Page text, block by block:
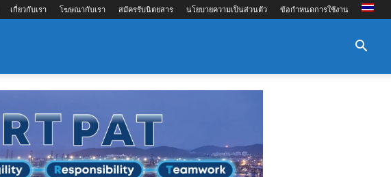
เกี่ยวกับเรา โฆษณากับเรา สมัครรับนิตยสาร นโยบายความเป็นส่วนตัว ข้อกำหนดการใช้งาน